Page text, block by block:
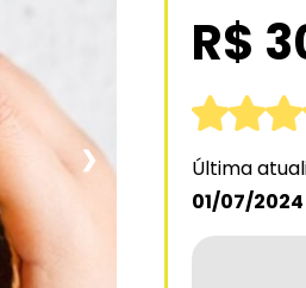
❯
R$
Última
01/07/2024